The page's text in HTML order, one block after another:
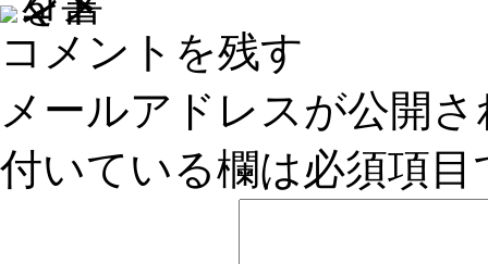
コメントを残す
メールアドレスが公開
付いている欄は必須項目